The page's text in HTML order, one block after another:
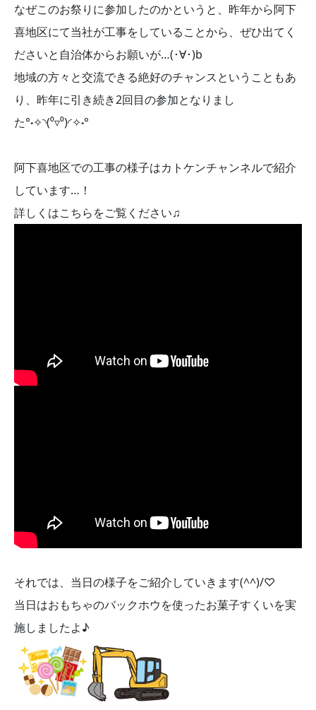
なぜこのお祭りに参加したのかというと、昨年から阿下
喜地区にて当社が工事をしていることから、ぜひ出てく
ださいと自治体からお願いが…(･∀･)b
地域の方々と交流できる絶好のチャンスということもあ
り、昨年に引き続き2回目の参加となりまし
た°˖✧◝(⁰▿⁰)◜✧˖°
阿下喜地区での工事の様子はカトケンチャンネルで紹介
しています…！
詳しくはこちらをご覧ください♫
それでは、当日の様子をご紹介していきます(^^)/♡
当日はおもちゃのバックホウを使ったお菓子すくいを実
施しましたよ♪